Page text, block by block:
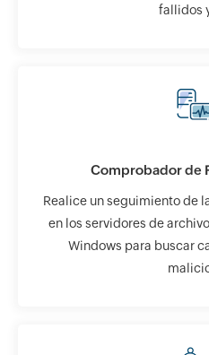
fallidos
Comprobador de
Realice un seguimiento de
en los servidores de
Windows para buscar